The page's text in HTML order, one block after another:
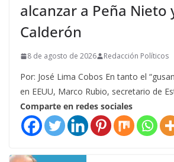
alcanzar a Peña Nieto
Calderón
8 de agosto de 2026 Redacción Políticos
Por: José Lima Cobos En tanto el
en EEUU, Marco Rubio, secretario de
Comparte en redes sociales